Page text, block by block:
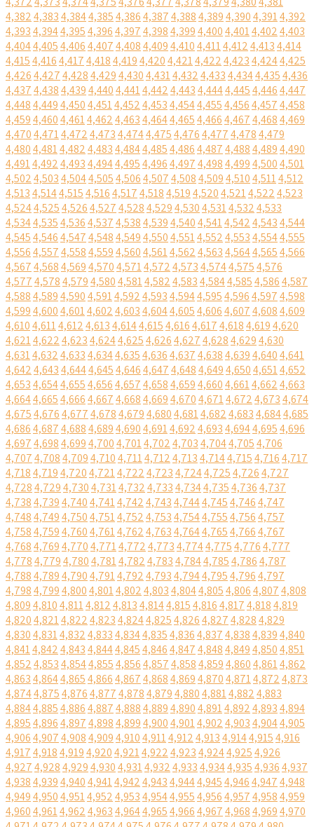
4,3824,3834,3844,3854,3864,3874,3884,3894,3904,3914,392
4,3934,3944,3954,3964,3974,3984,3994,4004,4014,4024,403
4,4044,4054,4064,4074,4084,4094,4104,4114,4124,4134,414
4,4154,4164,4174,4184,4194,4204,4214,4224,4234,4244,425
4,4264,4274,4284,4294,4304,4314,4324,4334,4344,4354,436
4,4374,4384,4394,4404,4414,4424,4434,4444,4454,4464,447
4,4484,4494,4504,4514,4524,4534,4544,4554,4564,4574,458
4,4594,4604,4614,4624,4634,4644,4654,4664,4674,4684,469
4,4704,4714,4724,4734,4744,4754,4764,4774,4784,479
4,4804,4814,4824,4834,4844,4854,4864,4874,4884,4894,490
4,4914,4924,4934,4944,4954,4964,4974,4984,4994,5004,501
4,5024,5034,5044,5054,5064,5074,5084,5094,5104,5114,512
4,5134,5144,5154,5164,5174,5184,5194,5204,5214,5224,523
4,5244,5254,5264,5274,5284,5294,5304,5314,5324,533
4,5344,5354,5364,5374,5384,5394,5404,5414,5424,5434,544
4,5454,5464,5474,5484,5494,5504,5514,5524,5534,5544,555
4,5564,5574,5584,5594,5604,5614,5624,5634,5644,5654,566
4,5674,5684,5694,5704,5714,5724,5734,5744,5754,576
4,5774,5784,5794,5804,5814,5824,5834,5844,5854,5864,587
4,5884,5894,5904,5914,5924,5934,5944,5954,5964,5974,598
4,5994,6004,6014,6024,6034,6044,6054,6064,6074,6084,609
4,6104,6114,6124,6134,6144,6154,6164,6174,6184,6194,620
4,6214,6224,6234,6244,6254,6264,6274,6284,6294,630
4,6314,6324,6334,6344,6354,6364,6374,6384,6394,6404,641
4,6424,6434,6444,6454,6464,6474,6484,6494,6504,6514,652
4,6534,6544,6554,6564,6574,6584,6594,6604,6614,6624,663
4,6644,6654,6664,6674,6684,6694,6704,6714,6724,6734,674
4,6754,6764,6774,6784,6794,6804,6814,6824,6834,6844,685
4,6864,6874,6884,6894,6904,6914,6924,6934,6944,6954,696
4,6974,6984,6994,7004,7014,7024,7034,7044,7054,706
4,7074,7084,7094,7104,7114,7124,7134,7144,7154,7164,717
4,7184,7194,7204,7214,7224,7234,7244,7254,7264,727
4,7284,7294,7304,7314,7324,7334,7344,7354,7364,737
4,7384,7394,7404,7414,7424,7434,7444,7454,7464,747
4,7484,7494,7504,7514,7524,7534,7544,7554,7564,757
4,7584,7594,7604,7614,7624,7634,7644,7654,7664,767
4,7684,7694,7704,7714,7724,7734,7744,7754,7764,777
4,7784,7794,7804,7814,7824,7834,7844,7854,7864,787
4,7884,7894,7904,7914,7924,7934,7944,7954,7964,797
4,7984,7994,8004,8014,8024,8034,8044,8054,8064,8074,808
4,8094,8104,8114,8124,8134,8144,8154,8164,8174,8184,819
4,8204,8214,8224,8234,8244,8254,8264,8274,8284,829
4,8304,8314,8324,8334,8344,8354,8364,8374,8384,8394,840
4,8414,8424,8434,8444,8454,8464,8474,8484,8494,8504,851
4,8524,8534,8544,8554,8564,8574,8584,8594,8604,8614,862
4,8634,8644,8654,8664,8674,8684,8694,8704,8714,8724,873
4,8744,8754,8764,8774,8784,8794,8804,8814,8824,883
4,8844,8854,8864,8874,8884,8894,8904,8914,8924,8934,894
4,8954,8964,8974,8984,8994,9004,9014,9024,9034,9044,905
4,9064,9074,9084,9094,9104,9114,9124,9134,9144,9154,916
4,9174,9184,9194,9204,9214,9224,9234,9244,9254,926
4,9274,9284,9294,9304,9314,9324,9334,9344,9354,9364,937
4,9384,9394,9404,9414,9424,9434,9444,9454,9464,9474,948
4,9494,9504,9514,9524,9534,9544,9554,9564,9574,9584,959
4,9604,9614,9624,9634,9644,9654,9664,9674,9684,9694,970